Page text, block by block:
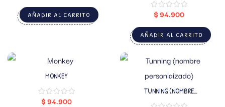
AÑADIR AL CARRITO $94.900
AÑADIR AL CARRITO
MONKEY
$94.900
TUNNING (NOMBRE